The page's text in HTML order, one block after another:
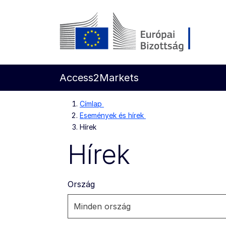
Ugrás a fő tartalomra
Access2Markets
Címlap
Események és hírek
Hírek
Hírek
Ország